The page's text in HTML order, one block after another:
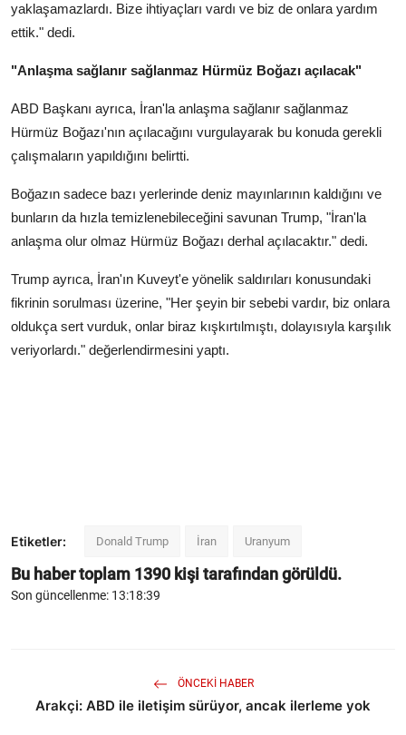
yaklaşamazlardı. Bize ihtiyaçları vardı ve biz de onlara yardım
ettik." dedi.
"Anlaşma sağlanır sağlanmaz Hürmüz Boğazı açılacak"
ABD Başkanı ayrıca, İran'la anlaşma sağlanır sağlanmaz
Hürmüz Boğazı'nın açılacağını vurgulayarak bu konuda gerekli
çalışmaların yapıldığını belirtti.
Boğazın sadece bazı yerlerinde deniz mayınlarının kaldığını ve
bunların da hızla temizlenebileceğini savunan Trump, "İran'la
anlaşma olur olmaz Hürmüz Boğazı derhal açılacaktır." dedi.
Trump ayrıca, İran'ın Kuveyt'e yönelik saldırıları konusundaki
fikrinin sorulması üzerine, "Her şeyin bir sebebi vardır, biz onlara
oldukça sert vurduk, onlar biraz kışkırtılmıştı, dolayısıyla karşılık
veriyorlardı." değerlendirmesini yaptı.
Etiketler: Donald Trump İran Uranyum
Bu haber toplam 1390 kişi tarafından görüldü.
Son güncellenme: 13:18:39
ÖNCEKI HABER
Arakçi: ABD ile iletişim sürüyor, ancak ilerleme yok